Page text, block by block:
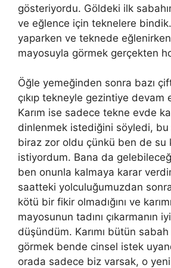
gösteriyordu. Göldeki ilk
ve eğlence için teknelere bindik.
yaparken ve teknede
mayosuyla görmek gerçekten
Öğle yemeğinden sonra bazı
çıkıp tekneyle gezintiye devam
Karım ise sadece tekne evde
dinlenmek istediğini söyledi,
biraz zor oldu çünkü ben de su
istiyordum. Bana da
ben onunla kalmaya karar
saatteki yolculuğumuzdan
kötü bir fikir olmadığını ve
mayosunun tadını çıkarmanın
düşündüm. Karımı bütün
görmek bende cinsel istek
orada sadece biz varsak, o